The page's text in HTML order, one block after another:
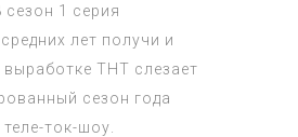
1 серия
лет получи и
ТНТ слезает
сезон года
ток-шоу.